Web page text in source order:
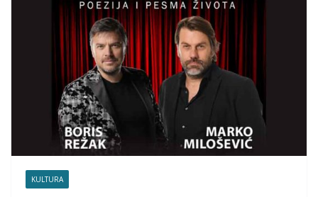
KULTURA